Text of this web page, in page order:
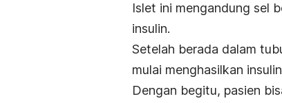
Islet ini mengandung sel
insulin.
Setelah berada dalam
mulai menghasilkan
Dengan begitu, pasien